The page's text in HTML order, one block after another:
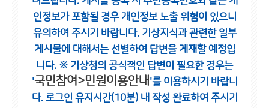
인정보가 포함될 경우 개인정보 노출 위험이 있으니
유의하여 주시기 바랍니다. 기상지식과 관련한 일부
게시물에 대해서는 선별하여 답변을 게재할 예정입
니다. ※ 기상청의 공식적인 답변이 필요한 경우는
'국민참여>민원이용안내 '를 이용하시기 바랍니
다. 로그인 유지시간(10분) 내 작성 완료하여 주시기